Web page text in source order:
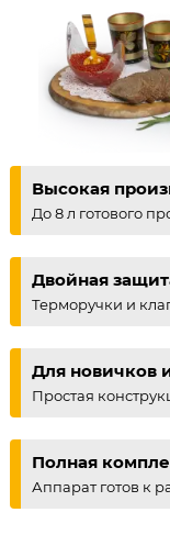
Высокая
До 8 л готового
Двойная
Терморучки и
Для новичков
Простая
Полная
Аппарат готов к